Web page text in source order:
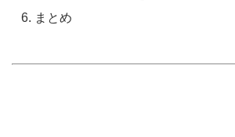
まとめ